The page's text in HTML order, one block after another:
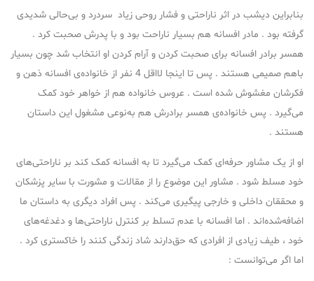
بنابراین دیشب در اثر ناراحتی و فشار روحی زیاد سردرد و بی‌حالی شدیدی
گرفته بود . مادر افسانه هم بسیار ناراحت بود و با پدرش صحبت کرد .
همسر برادر افسانه برای صحبت کردن و آرام کردن او انتخاب شد چون بسیار
باهم صمیمی هستند . پس تا اینجا لااقل 4 نفر از خانواده‌ی افسانه ذهن و
فکرشان مغشوش شده است . عروس خانواده هم از خواهر خود کمک
می‌گیرد . پس خانواده‌ی همسر برادرش هم به‌نوعی مشغول این داستان
هستند .
او از یک مشاور حرفه‌ای کمک می‌گیرد تا به افسانه کمک کند بر ناراحتی‌های
خود مسلط شود . مشاور این موضوع را از مقالات و مشورت با سایر پزشکان
و محققان داخلی و خارجی پیگیری می‌کند . پس افراد دیگری به داستان ما
اضافه‌شده‌اند . اما افسانه با عدم تسلط بر کنترل ناراحتی‌ها و دغدغه‌های
خود ، طیف زیادی از افرادی که حق‌دارند شاد زندگی کنند را خاکستری کرد .
اما اگر می‌توانست :